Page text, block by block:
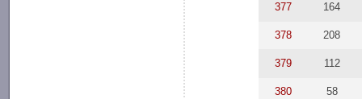
377 164
378 208
379 112
380 58